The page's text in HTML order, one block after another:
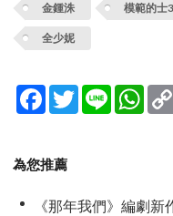
金鍾洙 模範的士3
全少妮
Facebook
TwitterLine
為您推薦
《那年我們》編劇